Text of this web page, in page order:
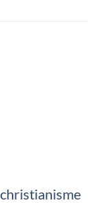
christianisme